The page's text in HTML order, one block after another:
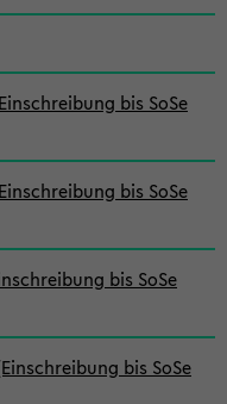
bis SoSe
bis SoSe
bis SoSe
bis SoSe